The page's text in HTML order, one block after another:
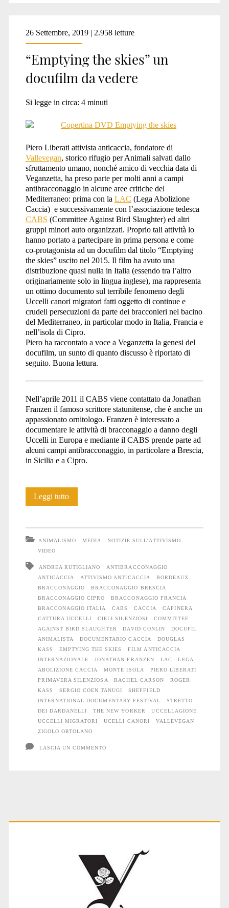
26 Settembre, 2019 | 2.958 letture
“Emptying the skies” un
docufilm da vedere
Si legge in circa: 4 minuti
Piero Liberati attivista anticaccia, fondatore di
Vallevegan, storico rifugio per Animali salvati dallo
sfruttamento umano, nonché amico di vecchia data di
Veganzetta, ha preso parte per molti anni a campi
antibracconaggio in alcune aree critiche del
Mediterraneo: prima con la LAC (Lega Abolizione
Caccia) e successivamente con l’associazione tedesca
CABS (Committee Against Bird Slaughter) ed altri
gruppi minori auto organizzati. Proprio tali attività lo
hanno portato a partecipare in prima persona e come
co-protagonista ad un docufilm dal titolo “Emptying
the skies” uscito nel 2015. Il film ha avuto una
distribuzione quasi nulla in Italia (essendo tra l’altro
originariamente solo in lingua inglese), ma rappresenta
un ottimo documento sul terribile fenomeno degli
Uccelli canori migratori fatti oggetto di continue e
crudeli persecuzioni da parte dei bracconieri nel bacino
del Mediterraneo, in particolar modo in Italia, Francia e
nell’isola di Cipro.
Piero ha raccontato a voce a Veganzetta la genesi del
docufilm, un sunto di quanto discusso è riportato di
seguito. Buona lettura.
Nell’aprile 2011 il CABS viene contattato da Jonathan
Franzen il famoso scrittore statunitense, che è anche un
appassionato ornitologo. Franzen è interessato a
documentare le attività di bracconaggio a danno degli
Uccelli in Europa e mediante il CABS prende parte ad
alcuni campi antibracconaggio, in particolare a Brescia,
in Sicilia e a Cipro.
Leggi tutto“Emptying
docufilm
da
vedere
ANIMALISMO MEDIA
NOTIZIE SULL'ATTIVISMO
VIDEO
ANDREA RUTIGLIANO
ANTIBRACCONAGGIO
ANTICACCIA
ATTIVISMO ANTICACCIA
BORDEAUX
BRACCONAGGIO
BRACCONAGGIO BRESCIA
BRACCONAGGIO CIPRO
BRACCONAGGIO FRANCIA
BRACCONAGGIO ITALIA
CABS CACCIA
CAPINERA
CATTURA UCCELLI
CIELI SILENZIOSI
COMMITTEE
AGAINST BIRD SLAUGHTER
DAVID CONLIN
DOCUFIL
ANIMALISTA
DOCUMENTARIO CACCIA
DOUGLAS
KASS
EMPTYING THE SKIES
FILM ANTICACCIA
INTERNAZIONALE
JONATHAN FRANZEN LAC
LEGA
ABOLIZIONE CACCIA
MONTE ISOLA
PIERO LIBERATI
PRIMAVERA SILENZIOSA
RACHEL CARSON
ROGER
KASS
SERGIO COEN TANUGI
SHEFFIELD
INTERNATIONAL DOCUMENTARY FESTIVAL
STRETTO
DEI DARDANELLI
THE NEW YORKER
UCCELLAGIONE
UCCELLI MIGRATORI
UCELLI CANORI
VALLEVEGAN
ZIGOLO ORTOLANO
LASCIA UN COMMENTO
Primary